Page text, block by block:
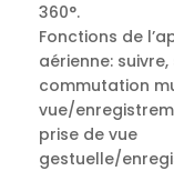
360°.
Fonctions de
aérienne:
commutation
vue/
prise de vue
gestuelle/